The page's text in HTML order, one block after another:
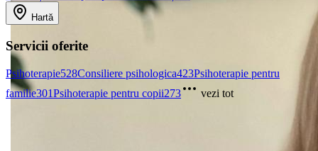
Hartă
Servicii oferite
Psihoterapie528Consiliere psihologica423Psihoterapie pentru
familie301Psihoterapie pentru copii273 vezi tot